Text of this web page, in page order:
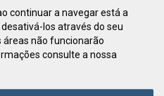
continuar a navegar está a
los através do seu
áreas não funcionarão
consulte a nossa